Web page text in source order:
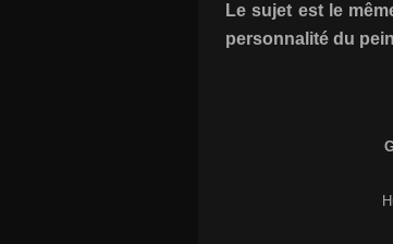
Le sujet est le
personnalité du